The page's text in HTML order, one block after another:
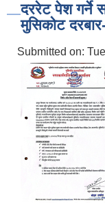
दररेट पेश गर्ने
मुसिकोट
Submitted on: